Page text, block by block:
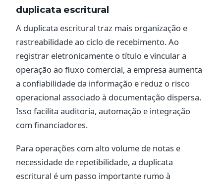
duplicata escritural
A duplicata escritural traz mais organização e
rastreabilidade ao ciclo de recebimento. Ao
registrar eletronicamente o título e vincular a
operação ao fluxo comercial, a empresa aumenta
a confiabilidade da informação e reduz o risco
operacional associado à documentação dispersa.
Isso facilita auditoria, automação e integração
com financiadores.
Para operações com alto volume de notas e
necessidade de repetibilidade, a duplicata
escritural é um passo importante rumo à